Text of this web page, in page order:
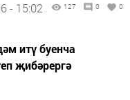
- 15:02 127 0 0
итү буенча
җибәрергә